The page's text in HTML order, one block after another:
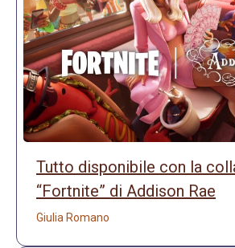
Tutto disponibile con la
“Fortnite” di Addison Rae
Giulia Romano